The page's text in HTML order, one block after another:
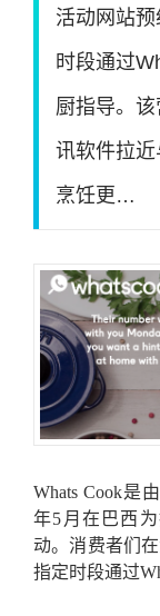
活动网站
时段通过
厨指导。
讯软件拉
烹饪更…
Whats Cook是
年5月在巴西
动。消费者们
指定时段通过